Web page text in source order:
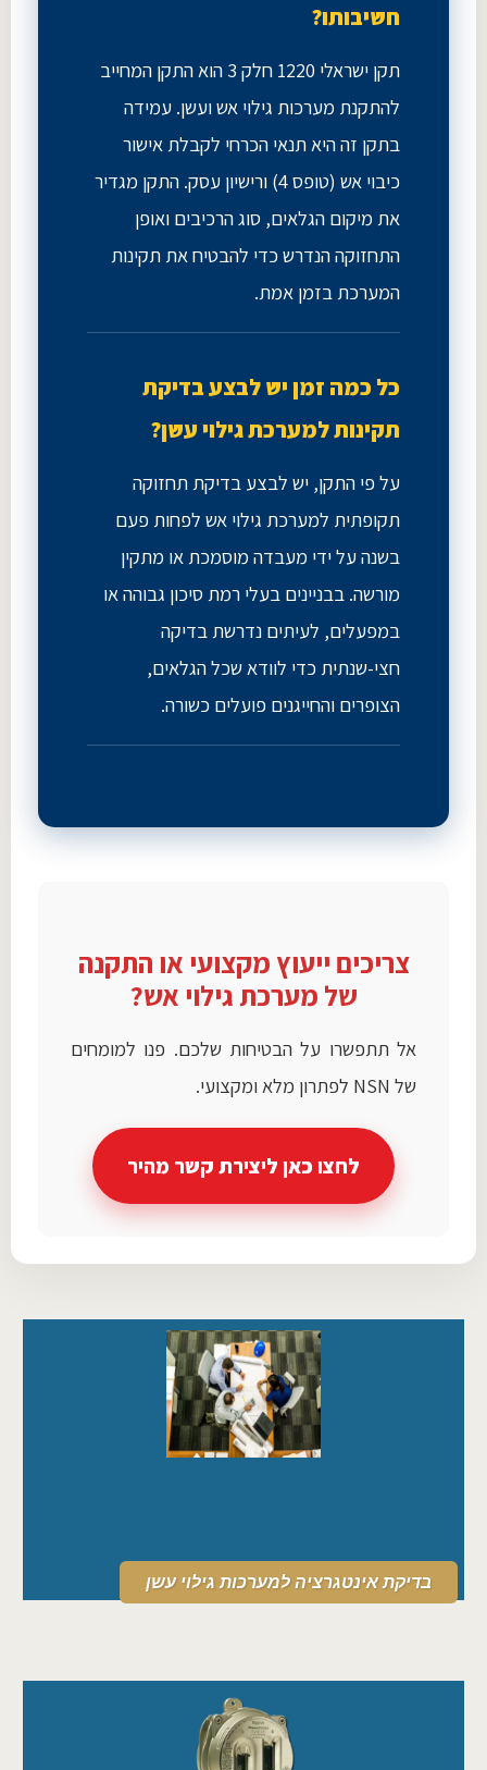
חשיבותו?
תקן ישראלי 1220 חלק 3 הוא התקן המחייב
להתקנת מערכות גילוי אש ועשן. עמידה
בתקן זה היא תנאי הכרחי לקבלת אישור
כיבוי אש (טופס 4) ורישיון עסק. התקן מגדיר
את מיקום הגלאים, סוג הרכיבים ואופן
התחזוקה הנדרש כדי להבטיח את תקינות
המערכת בזמן אמת.
כל כמה זמן יש לבצע בדיקת
תקינות למערכת גילוי עשן?
על פי התקן, יש לבצע בדיקת תחזוקה
תקופתית למערכת גילוי אש לפחות פעם
בשנה על ידי מעבדה מוסמכת או מתקין
מורשה. בבניינים בעלי רמת סיכון גבוהה או
במפעלים, לעיתים נדרשת בדיקה
חצי-שנתית כדי לוודא שכל הגלאים,
הצופרים והחייגנים פועלים כשורה.
צריכים ייעוץ מקצועי או התקנה
של מערכת גילוי אש?
אל תתפשרו על הבטיחות שלכם. פנו למומחים
של NSN לפתרון מלא ומקצועי.
לחצו כאן ליצירת קשר מהיר
בדיקת אינטגרציה למערכות גילוי עשן